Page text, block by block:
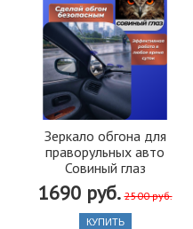
Зеркало обгона для
праворульных авто
Совиный глаз
1690 руб. 2500 руб.
КУПИТЬ